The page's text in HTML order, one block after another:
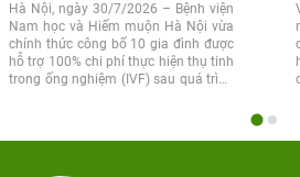
Hà Nội, ngày 30/7/2026 – Bệnh viện
Nam học và Hiếm muộn Hà Nội vừa
chính thức công bố 10 gia đình được
hỗ trợ 100% chi phí thực hiện thụ tinh
trong ống nghiệm (IVF) sau quá trình